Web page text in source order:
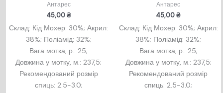
Антарес
45,00₴
Склад: Кід Мохер: 30%; Акрил:
38%; Поліамід: 32%;
Вага мотка, р.: 25;
Довжина у мотку, м.: 237,5;
Рекомендований розмір
спиць: 2.5-3.0;
Антарес
45,00₴
Склад: Кід Мохер: 30%; Акрил:
38%; Поліамід: 32%;
Вага мотка, р.: 25;
Довжина у мотку, м.: 237,5;
Рекомендований розмір
спиць: 2.5-3.0;